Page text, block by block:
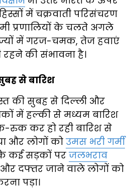
में चक्रवाती परिसंचरण
प्रणालियों के चलते अगले
में गरज-चमक, तेज हवाएं
रहने की संभावना है।
से बारिश
की सुबह से दिल्ली और
में हल्की से मध्यम बारिश
रुक कर हो रही बारिश से
और लोगों को उमस भरी गर्मी
कई सड़कों पर जलभराव
दफ्तर जाने वाले लोगों को
पड़ा।